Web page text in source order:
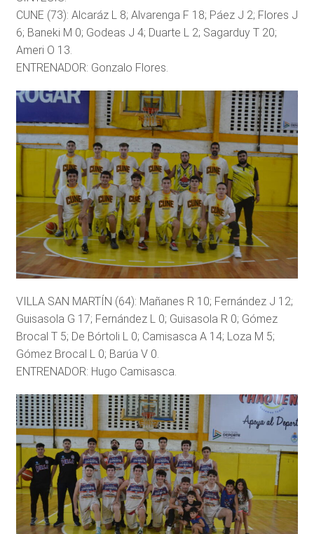
CUNE (73): Alcaráz L 8; Alvarenga F 18; Páez J 2; Flores J
6; Baneki M 0; Godeas J 4; Duarte L 2; Sagarduy T 20;
Ameri O 13.
ENTRENADOR: Gonzalo Flores.
VILLA SAN MARTÍN (64): Mañanes R 10; Fernández J 12;
Guisasola G 17; Fernández L 0; Guisasola R 0; Gómez
Brocal T 5; De Bórtoli L 0; Camisasca A 14; Loza M 5;
Gómez Brocal L 0; Barúa V 0.
ENTRENADOR: Hugo Camisasca.